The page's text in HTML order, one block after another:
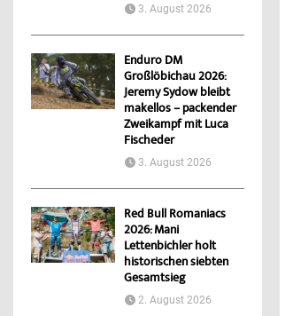
3. August 2026
Enduro DM
Großlöbichau 2026:
Jeremy Sydow bleibt
makellos – packender
Zweikampf mit Luca
Fischeder
3. August 2026
Red Bull Romaniacs
2026: Mani
Lettenbichler holt
historischen siebten
Gesamtsieg
2. August 2026